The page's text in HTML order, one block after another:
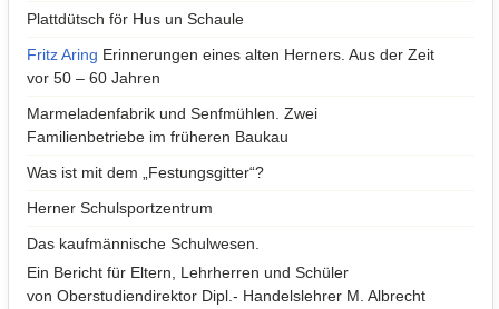
Plattdütsch för Hus un Schaule
Fritz Aring Erinnerungen eines alten Herners. Aus der Zeit
vor 50 – 60 Jahren
Marmeladenfabrik und Senfmühlen. Zwei
Familienbetriebe im früheren Baukau
Was ist mit dem „Festungsgitter“?
Herner Schulsportzentrum
Das kaufmännische Schulwesen.
Ein Bericht für Eltern, Lehrherren und Schüler
von Oberstudiendirektor Dipl.- Handelslehrer M. Albrecht